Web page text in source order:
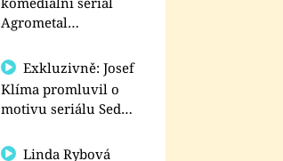
Agrometal
prima+
Exkluzivně: Josef
Klíma promluvil o
motivu seriálu Sedm
Linda Rybová